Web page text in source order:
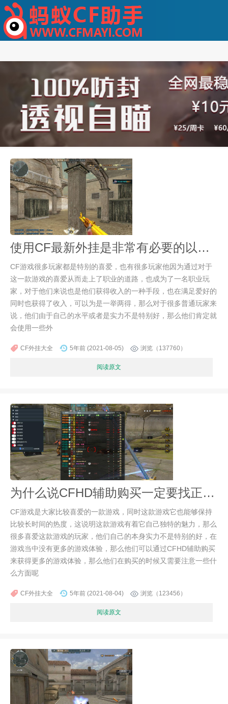
使用CF最新外挂是非常有必要的以及要注意的问题
CF游戏很多玩家都是特别的喜爱，也有很多玩家他因为通过对于
这一款游戏的喜爱从而走上了职业的道路，也成为了一名职业玩
家，对于他们来说也是他们获得收入的一种手段，也在满足爱好的
同时也获得了收入，可以为是一举两得，那么对于很多普通玩家来
说，他们由于自己的水平或者是实力不是特别好，那么他们肯定就
会使用一些外
CF外挂大全 5年前 (2021-08-05) 浏览（137760）
阅读原文
为什么说CFHD辅助购买一定要找正规合格靠谱的
CF游戏是大家比较喜爱的一款游戏，同时这款游戏它也能够保持
比较长时间的热度，这说明这款游戏有着它自己独特的魅力，那么
很多喜爱这款游戏的玩家，他们自己的本身实力不是特别的好，在
游戏当中没有更多的游戏体验，那么他们可以通过CFHD辅助购买
来获得更多的游戏体验，那么他们在购买的时候又需要注意一些什
么方面呢
CF外挂大全 5年前 (2021-08-04) 浏览（123456）
阅读原文